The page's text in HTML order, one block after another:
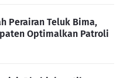
Perairan Teluk Bima,
Optimalkan Patroli